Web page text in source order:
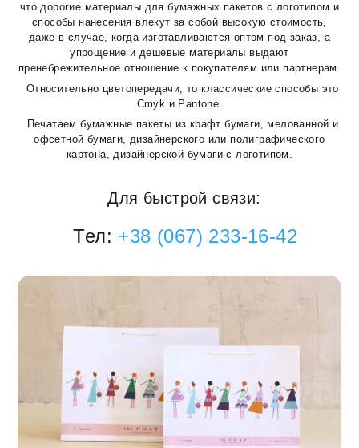
что дорогие материалы для бумажных пакетов с логотипом и
способы нанесения влекут за собой высокую стоимость,
даже в случае, когда изготавливаются оптом под заказ, а
упрощение и дешевые материалы выдают
пренебрежительное отношение к покупателям или партнерам.
Относительно цветопередачи, то классические споcобы это
Cmyk и Pantone.
Печатаем бумажные пакеты из крафт бумаги, мелованной и
офсетной бумаги, дизайнерского или полиграфического
картона, дизайнерской бумаги с логотипом.
Для быстрой связи:
Тел: +38 (067) 233-16-42